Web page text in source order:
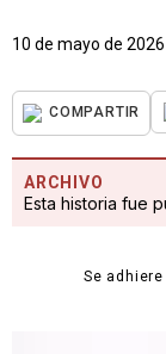
10 de mayo de
COMPARTIR
ARCHIVO
Esta historia fue
Se